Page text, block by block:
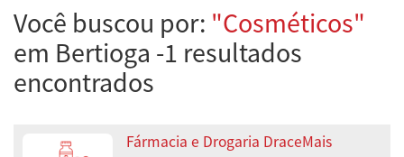
Você buscou por: "Cosméticos"
em Bertioga -1 resultados
encontrados
Fármacia e Drogaria DraceMais